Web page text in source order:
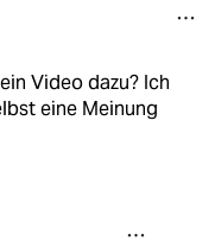
Video dazu? Ich
eine Meinung